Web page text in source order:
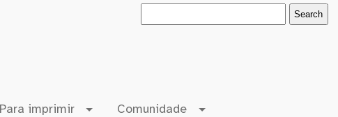
Para imprimir Comunidade